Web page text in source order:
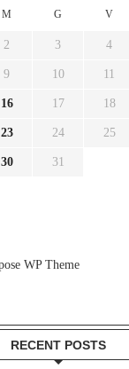
M G V
2 3 4
9 10 11
16 17 18
23 24 25
30 31
RECENT POSTS